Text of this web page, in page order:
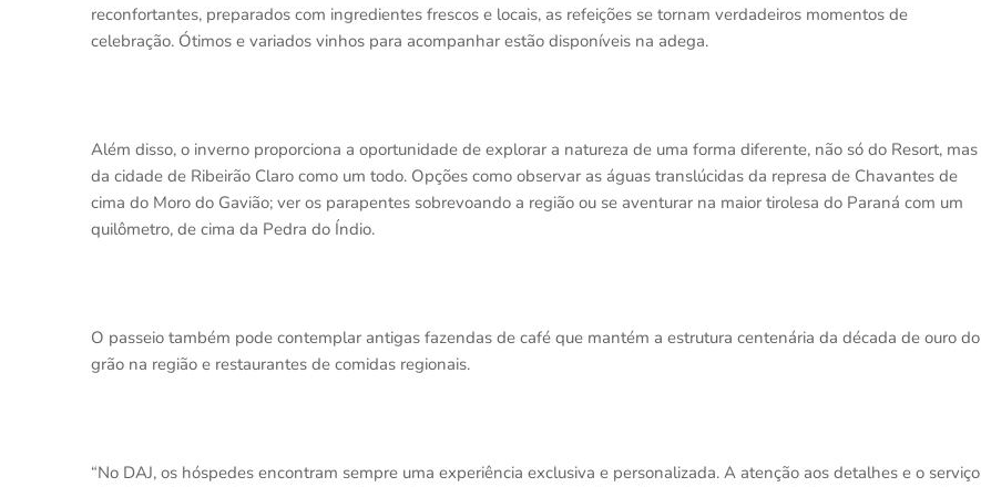
reconfortantes, preparados com ingredientes frescos e locais, as refeições se tornam verdadeiros momentos de
celebração. Ótimos e variados vinhos para acompanhar estão disponíveis na adega.
Além disso, o inverno proporciona a oportunidade de explorar a natureza de uma forma diferente, não só do Resort, mas
da cidade de Ribeirão Claro como um todo. Opções como observar as águas translúcidas da represa de Chavantes de
cima do Moro do Gavião; ver os parapentes sobrevoando a região ou se aventurar na maior tirolesa do Paraná com um
quilômetro, de cima da Pedra do Índio.
O passeio também pode contemplar antigas fazendas de café que mantém a estrutura centenária da década de ouro do
grão na região e restaurantes de comidas regionais.
“No DAJ, os hóspedes encontram sempre uma experiência exclusiva e personalizada. A atenção aos detalhes e o serviço